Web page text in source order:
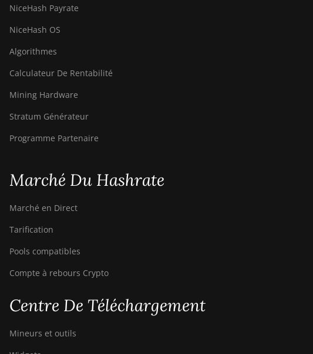
NiceHash Payrate
NiceHash OS
Algorithmes
Calculateur De Rentabilité
Mining Hardware
Stratum Générateur
Programme Partenaire
Marché Du Hashrate
Marché en Direct
Tarification
Pools compatibles
Compte à rebours Crypto
Centre De Téléchargement
Mineurs et outils